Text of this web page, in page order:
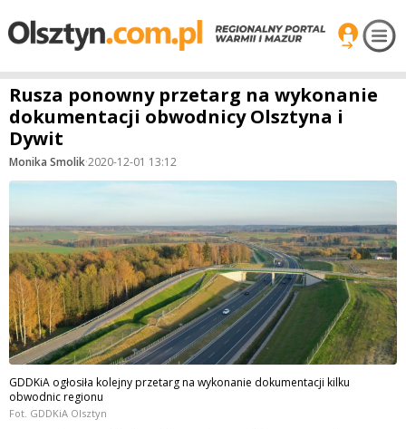
Rusza ponowny przetarg na wykonanie
dokumentacji obwodnicy Olsztyna i
Dywit
Monika Smolik·2020-12-01 13:12
GDDKiA ogłosiła kolejny przetarg na wykonanie dokumentacji kilku
obwodnic regionu
Fot. GDDKiA Olsztyn